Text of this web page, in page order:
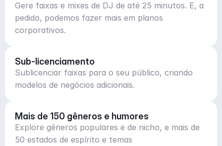
Gere faixas e mixes de DJ de até 25 minutos. E, a
pedido, podemos fazer mais em planos
corporativos.
Sub-licenciamento
Sublicenciar faixas para o seu público, criando
modelos de negócios adicionais.
Mais de 150 gêneros e humores
Explore gêneros populares e de nicho, e mais de
50 estados de espírito e temas